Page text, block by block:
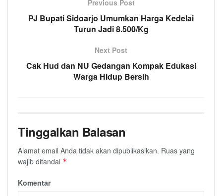
Previous Post
PJ Bupati Sidoarjo Umumkan Harga Kedelai
Turun Jadi 8.500/Kg
Next Post
Cak Hud dan NU Gedangan Kompak Edukasi
Warga Hidup Bersih
Tinggalkan Balasan
Alamat email Anda tidak akan dipublikasikan. Ruas yang
wajib ditandai *
Komentar